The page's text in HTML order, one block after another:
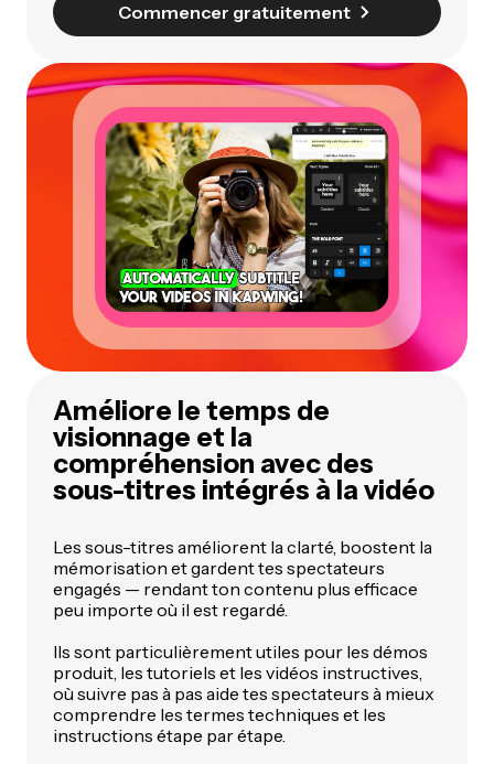
Commencer gratuitement
Améliore le temps de
visionnage et la
compréhension avec des
sous-titres intégrés à la vidéo
Les sous-titres améliorent la clarté, boostent la
mémorisation et gardent tes spectateurs
engagés — rendant ton contenu plus efficace
peu importe où il est regardé.
Ils sont particulièrement utiles pour les démos
produit, les tutoriels et les vidéos instructives,
où suivre pas à pas aide tes spectateurs à mieux
comprendre les termes techniques et les
instructions étape par étape.